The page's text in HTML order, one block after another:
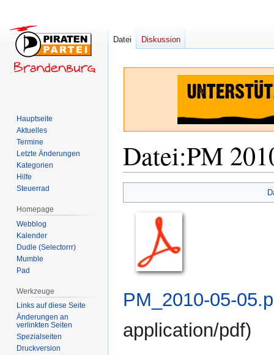
Datei:PM
Navigation
springen
Suche
springen
PM_2010-05-
application/pdf)
Datei Diskussion
Hauptseite
Aktuelles
Termine
Letzte Änderungen
Kategorien
Hilfe
Steuerrad
Homepage
Webblog
Kalender
Dudle (Selectorrr)
Mumble
Pad
Werkzeuge
Links auf diese Seite
Änderungen an
verlinkten Seiten
Spezialseiten
Druckversion